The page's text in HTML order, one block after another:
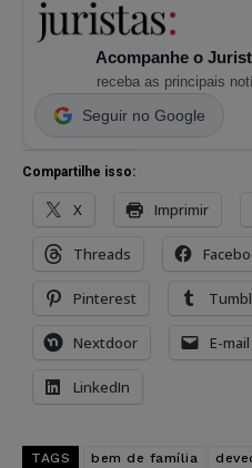
Acompanhe o
receba as principais
Seguir no Google
Compartilhe isso:
X Imprimir
Threads
Pinterest
Nextdoor E-mail
LinkedIn
TAGS bem de família